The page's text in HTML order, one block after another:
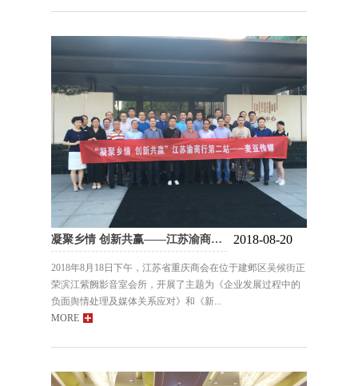
凝聚乡情 创新共赢——江苏渝商行第二站·麦豆传媒 2018-08-20
2018年8月18日下午，江苏省重庆商会在位于建邺区吴候街正
荣滨江紫阙影音室会所，开展了主题为《企业发展过程中的
负面舆情处理及媒体关系应对》和《新...
MORE